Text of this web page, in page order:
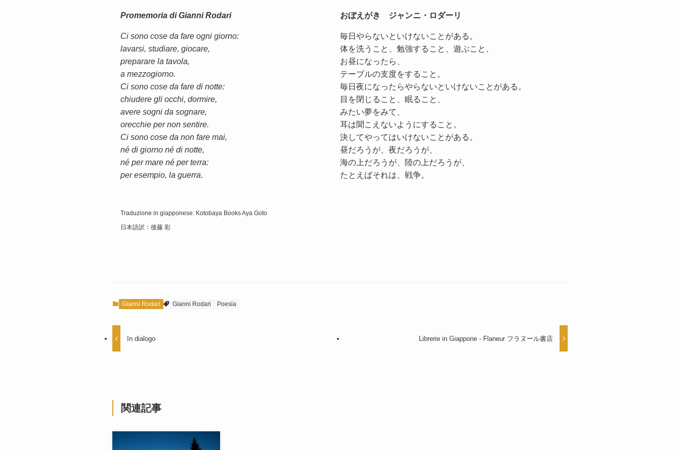
Promemoria di Gianni Rodari
Ci sono cose da fare ogni giorno:
lavarsi, studiare, giocare,
preparare la tavola,
a mezzogiorno.
Ci sono cose da fare di notte:
chiudere gli occhi, dormire,
avere sogni da sognare,
orecchie per non sentire.
Ci sono cose da non fare mai,
né di giorno né di notte,
né per mare né per terra:
per esempio, la guerra.
おぼえがき ジャンニ・ロダーリ
毎日やらないといけないことがある。
体を洗うこと、勉強すること、遊ぶこと、
お昼になったら、
テーブルの支度をすること。
毎日夜になったらやらないといけないことがある。
目を閉じること、眠ること、
みたい夢をみて、
耳は聞こえないようにすること。
決してやってはいけないことがある。
昼だろうが、夜だろうが、
海の上だろうが、陸の上だろうが、
たとえばそれは、戦争。
Traduzione in giapponese: Kotobaya Books Aya Goto
日本語訳：後藤 彩
Gianni Rodari Gianni Rodari Poesia
In dialogo Librerie in Giappone - Flaneur フラヌール書店
関連記事